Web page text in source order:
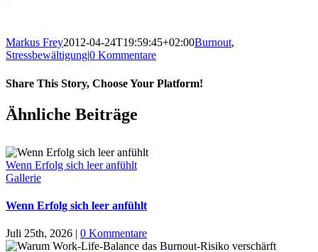
Markus Frey2012-04-24T19:59:45+02:00Burnout,
Stressbewältigung|0 Kommentare
Share This Story, Choose Your Platform!
Ähnliche Beiträge
Wenn Erfolg sich leer anfühlt
Gallerie
Wenn Erfolg sich leer anfühlt
Juli 25th, 2026 | 0 Kommentare